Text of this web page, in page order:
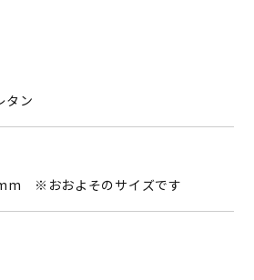
タン
※おおよそのサイズです